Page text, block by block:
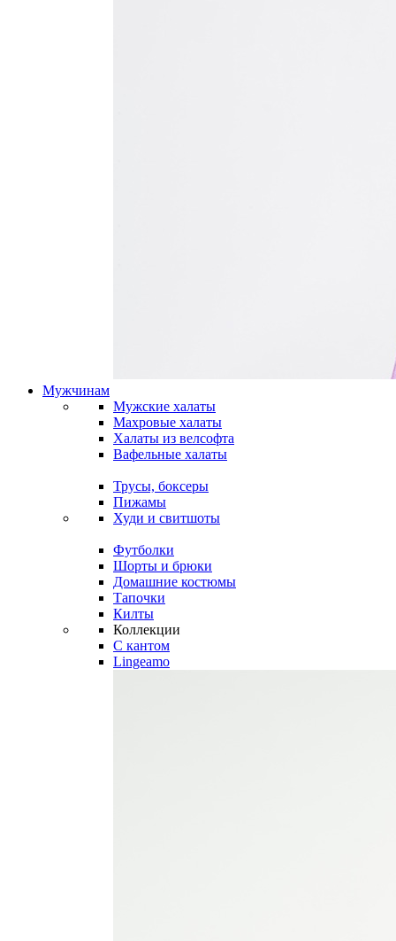
Мужчинам
Мужские халаты
Махровые халаты
Халаты из велсофта
Вафельные халаты
Трусы, боксеры
Пижамы
Худи и свитшоты
Футболки
Шорты и брюки
Домашние костюмы
Тапочки
Килты
Коллекции
C кантом
Lingeamo